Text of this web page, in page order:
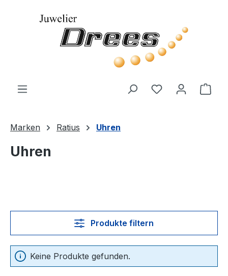
Zum Hauptinhalt springen
Du hast 0
Marken Ratius Uhren
Uhren
Produkte filtern
Keine Produkte gefunden.